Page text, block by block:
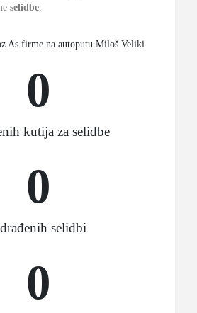
selidbe
kutija za selidbe
0
selidbi
0
0